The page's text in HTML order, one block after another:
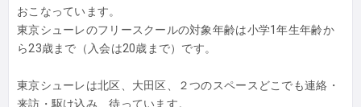
おこなっています。
東京シューレのフリースクールの対象年齢は小学1年生年齢か
ら23歳まで（入会は20歳まで）です。
東京シューレは北区、大田区、２つのスペースどこでも連絡・
来訪・駆け込み、待っています。